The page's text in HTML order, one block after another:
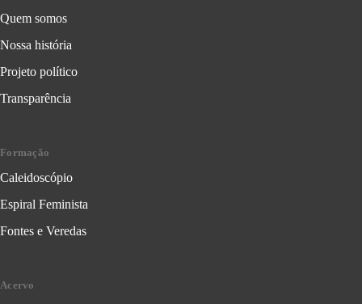
Quem somos
Nossa história
Projeto político
Transparência
Formação
Caleidoscópio
Espiral Feminista
Fontes e Veredas
Acervo